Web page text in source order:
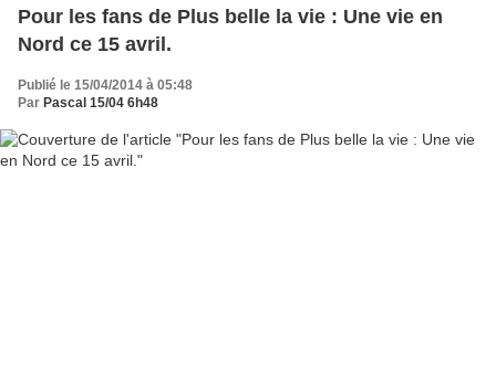
Pour les fans de Plus belle la vie : Une vie en
Nord ce 15 avril.
Publié le 15/04/2014 à 05:48
Par Pascal 15/04 6h48